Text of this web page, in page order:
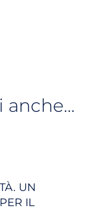
anche…
UN
IL